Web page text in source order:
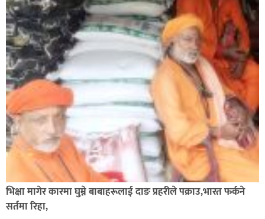
भिक्षा मागेर कारमा घुम्ने बाबाहरूलाई दाङ प्रहरीले पक्राउ,भारत फर्कने
सर्तमा रिहा,